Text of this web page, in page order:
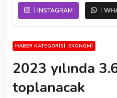
INSTAGRAM
HABER KATEGORISI: EKONOMI
2023 yılında
toplanacak